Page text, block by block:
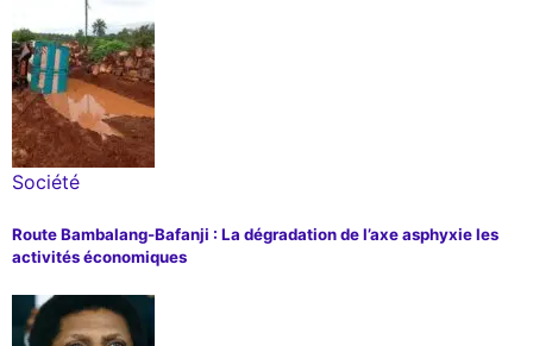
Société
Route Bambalang-Bafanji : La dégradation de l’axe asphyxie les
activités économiques